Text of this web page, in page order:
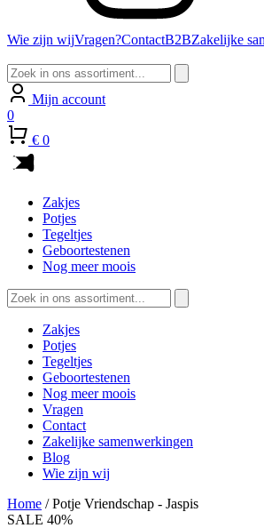
Wie zijn wijVragen?ContactB2BZakelijke
Zoeken
naar:
Mijn account
0
€ 0
Zakjes
Potjes
Tegeltjes
Geboortestenen
Nog meer moois
Zoeken
naar:
Zakjes
Potjes
Tegeltjes
Geboortestenen
Nog meer moois
Vragen
Contact
Zakelijke samenwerkingen
Blog
Wie zijn wij
Home / Potje Vriendschap - Jaspis
SALE 40%